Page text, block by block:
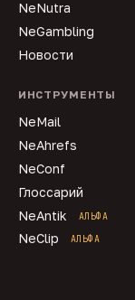
NeNutra
NeGambling
Новости
ИНСТРУМЕНТЫ
NeMail
NeAhrefs
NeConf
Глоссарий
NeAntik
АЛЬФА
NeClip АЛЬФА